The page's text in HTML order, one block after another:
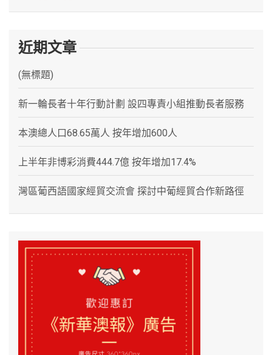
近期文章
(無標題)
新一輪長者十年行動計劃 設四專責小組推動長者服務
本澳總人口68.65萬人 按年增加600人
上半年非博彩消費444.7億 按年增加17.4%
灣區葡西語國家經貿交流會 探討中葡經貿合作新路徑